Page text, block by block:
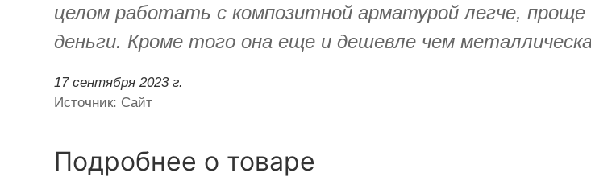
целом работать с композитной арматурой легче,
деньги. Кроме того она еще и дешевле чем
17 сентября 2023 г.
Источник: Сайт
Подробнее о товаре